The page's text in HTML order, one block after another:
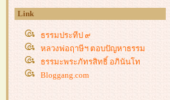
Link
ธรรมประทีป ๙
หลวงพ่อฤาษีฯ ตอบปัญหาธรรม
ธรรมะพระภัทรสิทธิ์ อภินันโท
Bloggang.com